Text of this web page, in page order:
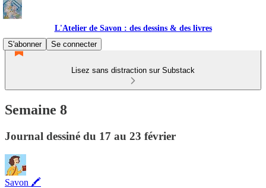
L'Atelier de Savon : des dessins & des livres
S'abonner
Se connecter
Lisez sans distraction sur Substack
Semaine 8
Journal dessiné du 17 au 23 février
Savon 🖍